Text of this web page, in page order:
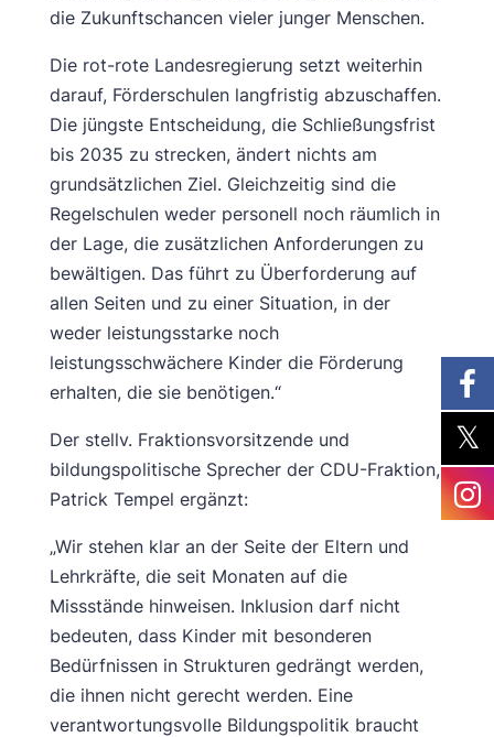
die Zukunftschancen vieler junger Menschen.
Die rot-rote Landesregierung setzt weiterhin
darauf, Förderschulen langfristig abzuschaffen.
Die jüngste Entscheidung, die Schließungsfrist
bis 2035 zu strecken, ändert nichts am
grundsätzlichen Ziel. Gleichzeitig sind die
Regelschulen weder personell noch räumlich in
der Lage, die zusätzlichen Anforderungen zu
bewältigen. Das führt zu Überforderung auf
allen Seiten und zu einer Situation, in der
weder leistungsstarke noch
leistungsschwächere Kinder die Förderung
erhalten, die sie benötigen.“
Der stellv. Fraktionsvorsitzende und
bildungspolitische Sprecher der CDU-Fraktion,
Patrick Tempel ergänzt:
„Wir stehen klar an der Seite der Eltern und
Lehrkräfte, die seit Monaten auf die
Missstände hinweisen. Inklusion darf nicht
bedeuten, dass Kinder mit besonderen
Bedürfnissen in Strukturen gedrängt werden,
die ihnen nicht gerecht werden. Eine
verantwortungsvolle Bildungspolitik braucht